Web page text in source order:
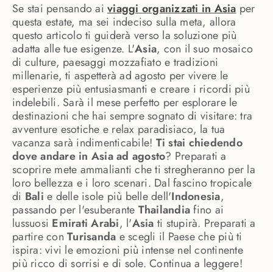
Se stai pensando ai viaggi organizzati in Asia per
questa estate, ma sei indeciso sulla meta, allora
questo articolo ti guiderà verso la soluzione più
adatta alle tue esigenze. L'Asia, con il suo mosaico
di culture, paesaggi mozzafiato e tradizioni
millenarie, ti aspetterà ad agosto per vivere le
esperienze più entusiasmanti e creare i ricordi più
indelebili. Sarà il mese perfetto per esplorare le
destinazioni che hai sempre sognato di visitare: tra
avventure esotiche e relax paradisiaco, la tua
vacanza sarà indimenticabile! Ti stai chiedendo
dove andare in Asia ad agosto? Preparati a
scoprire mete ammalianti che ti stregheranno per la
loro bellezza e i loro scenari. Dal fascino tropicale
di Bali e delle isole più belle dell'Indonesia,
passando per l'esuberante Thailandiafino ai
lussuosi Emirati Arabi, l'Asia ti stupirà. Preparati a
partire con Turisanda e scegli il Paese che più ti
ispira: vivi le emozioni più intense nel continente
più ricco di sorrisi e di sole. Continua a leggere!